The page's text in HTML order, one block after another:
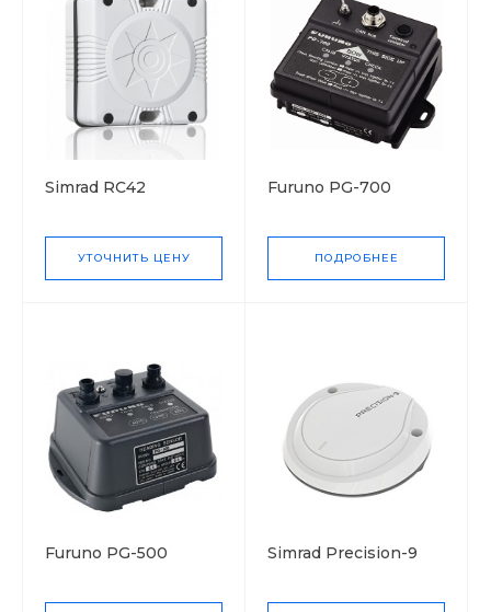
Simrad RC42
УТОЧНИТЬ ЦЕНУ
Furuno PG-700
ПОДРОБНЕЕ
Furuno PG-500 Simrad Precision-9